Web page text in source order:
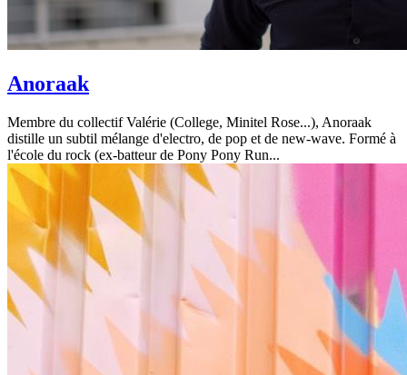
Anoraak
Membre du collectif Valérie (College, Minitel Rose...), Anoraak
distille un subtil mélange d'electro, de pop et de new-wave. Formé à
l'école du rock (ex-batteur de Pony Pony Run...